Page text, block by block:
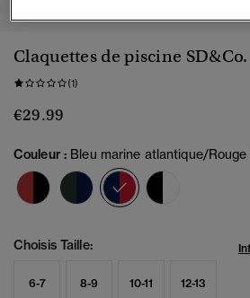
Claquettes de piscine SD&Co.
(1)
€29.99
Couleur : Bleu marine atlantique/Rouge
sélectionné
Choisis Taille:
6-7 8-9 10-11 12-13